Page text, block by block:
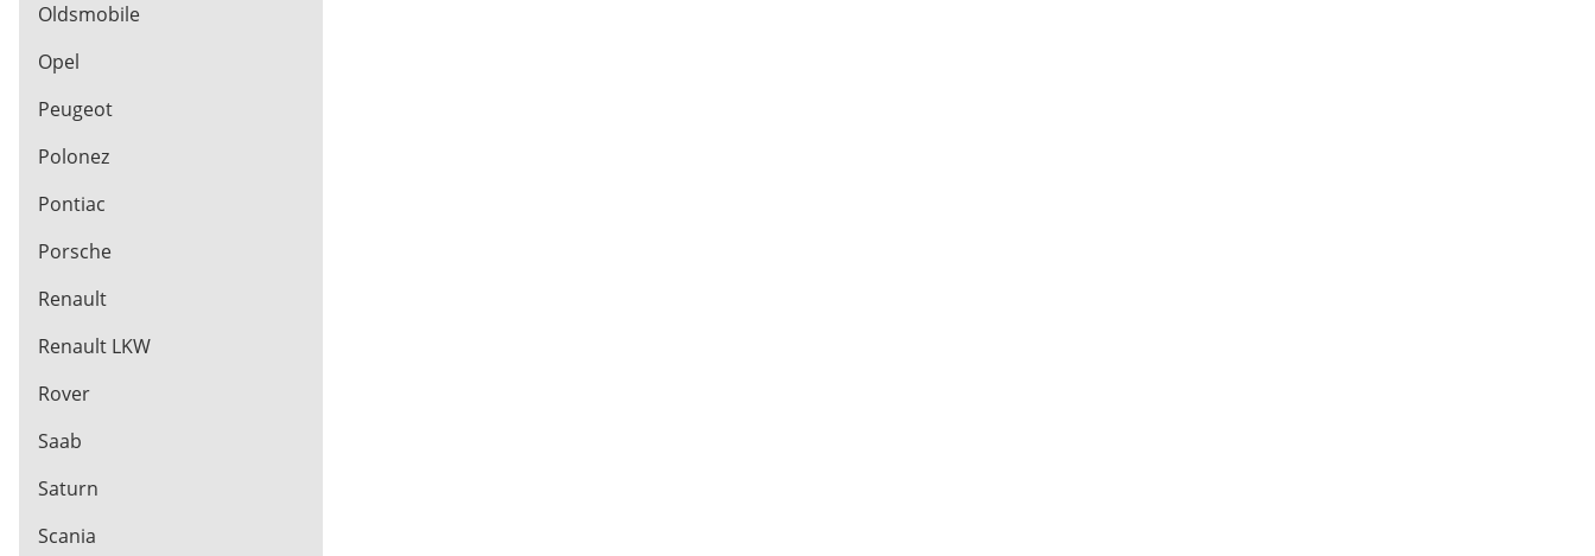
Oldsmobile
Opel
Peugeot
Polonez
Pontiac
Porsche
Renault
Renault LKW
Rover
Saab
Saturn
Scania